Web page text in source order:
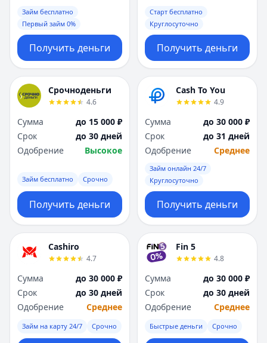
Займ бесплатно
Первый займ 0%
Получить деньги
Старт бесплатно
Круглосуточно
Получить деньги
Срочноденьги
4.6
Сумма
до 15 000 ₽
Срок
до 30 дней
Одобрение
Высокое
Займ бесплатно Срочно
Получить деньги
Cash To You
4.9
Сумма
до 30 000 ₽
Срок
до 31 дней
Одобрение
Среднее
Займ онлайн 24/7
Круглосуточно
Получить деньги
Cashiro
4.7
Сумма
до 30 000 ₽
Срок
до 30 дней
Одобрение
Среднее
Займ на карту 24/7 Срочно
Fin 5
4.8
Сумма
до 30 000 ₽
Срок
до 30 дней
Одобрение
Среднее
Быстрые деньги Срочно